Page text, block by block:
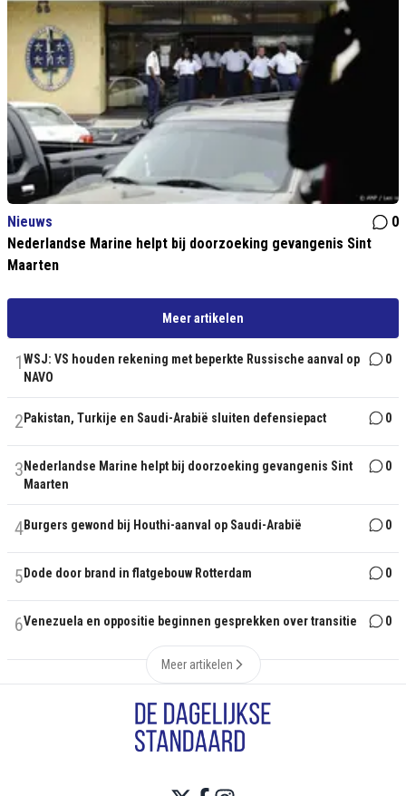
Nieuws
0
Nederlandse Marine helpt bij doorzoeking gevangenis Sint
Maarten
Meer artikelen
1WSJ: VS houden rekening met beperkte Russische aanval op
NAVO
0
2 Pakistan, Turkije en Saudi-Arabië sluiten defensiepact 0
3 Nederlandse Marine helpt bij doorzoeking gevangenis Sint
Maarten
0
4Burgers gewond bij Houthi-aanval op Saudi-Arabië 0
5 Dode door brand in flatgebouw Rotterdam 0
6Venezuela en oppositie beginnen gesprekken over transitie 0
Meer artikelen